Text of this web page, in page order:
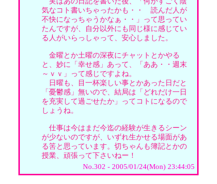
気なコト書いちゃったかも・・ 読んだ人が
不快になっちゃうかなぁ・・」って思ってい
たんですが、自分以外にも同じ様に感じてい
る人がいらっしゃって、安心しました。
金曜とか土曜の深夜にチャットとかやる
と、妙に「幸せ感」あって、「ああ・・週末
～ｖｖ」って感じですよね。
日曜も、目一杯楽しい事とかあった日だと
「憂鬱感」無いので、結局は「どれだけ一日
を充実して過ごせたか」ってコトになるので
しょうね。
仕事は今はまだ今迄の経験が生きるシーン
が少ないのですが、いずれ生かせる場面があ
る筈と思っています。切ちゃんも簿記とかの
授業、頑張って下さいねー！
No.302 - 2005/01/24(Mon) 23:44:05